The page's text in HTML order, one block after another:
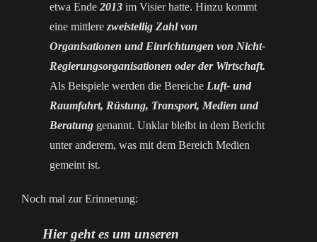
etwa Ende 2013 im Visier hatte. Hinzu kommt
eine mittlere zweistellig Zahl von
Organisationen und Einrichtungen von Nicht-
Regierungsorganisationen oder der Wirtschaft.
Als Beispiele werden die Bereiche Luft- und
Raumfahrt, Rüstung, Transport, Medien und
Beratung genannt. Unklar bleibt in dem Bericht
unter anderem, was mit dem Bereich Medien
gemeint ist.
Noch mal zur Erinnerung:
Hier geht es um unseren